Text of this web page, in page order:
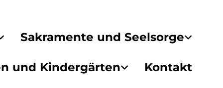
Sakramente und Seelsorge
und Kindergärten Kontakt